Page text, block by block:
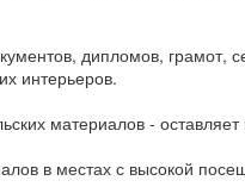
дипломов, грамот,
интерьеров.
материалов - оставляет
в местах с высокой